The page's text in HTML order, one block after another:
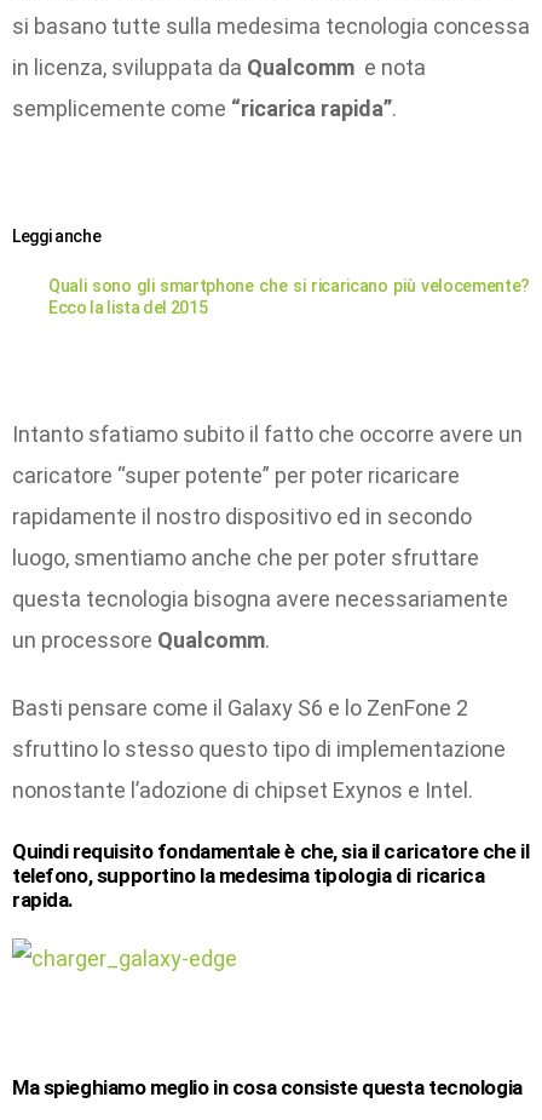
si basano tutte sulla medesima tecnologia concessa
in licenza, sviluppata da Qualcomm e nota
semplicemente come “ricarica rapida”.
Leggi anche
Quali sono gli smartphone che si ricaricano più velocemente?
Ecco la lista del 2015
Intanto sfatiamo subito il fatto che occorre avere un
caricatore “super potente” per poter ricaricare
rapidamente il nostro dispositivo ed in secondo
luogo, smentiamo anche che per poter sfruttare
questa tecnologia bisogna avere necessariamente
un processore Qualcomm.
Basti pensare come il Galaxy S6 e lo ZenFone 2
sfruttino lo stesso questo tipo di implementazione
nonostante l’adozione di chipset Exynos e Intel.
Quindi requisito fondamentale è che, sia il caricatore che il
telefono, supportino la medesima tipologia di ricarica
rapida.
Ma spieghiamo meglio in cosa consiste questa tecnologia